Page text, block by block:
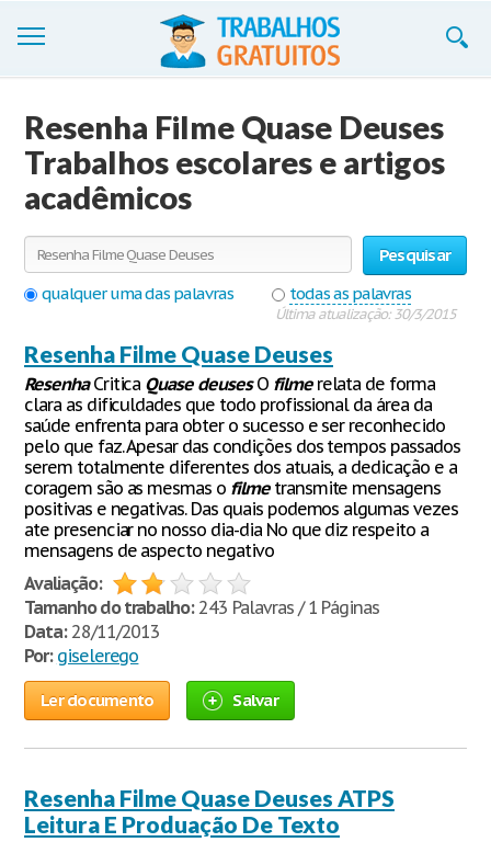
Cadastre-se
Entre
Blog
Contate-nos
Resenha Filme Quase Deuses
Trabalhos escolares e artigos
acadêmicos
Pesquisar
qualquer uma das palavras
todas as palavras
Última atualização: 30/3/2015
Resenha Filme Quase Deuses
ResenhaCritica Quase deusesO filmerelata de forma
clara as dificuldades que todo profissional da área da
saúde enfrenta para obter o sucesso e ser reconhecido
pelo que faz. Apesar das condições dos tempos passados
serem totalmente diferentes dos atuais, a dedicação e a
coragem são as mesmas o filmetransmite mensagens
positivas e negativas. Das quais podemos algumas vezes
ate presenciar no nosso dia-dia No que diz respeito a
mensagens de aspecto negativo
Avaliação:
Tamanho do trabalho:243 Palavras / 1 Páginas
Data:28/11/2013
Por: giselerego
Ler documento Salvar
Resenha Filme Quase Deuses ATPS
Leitura E Produação De Texto